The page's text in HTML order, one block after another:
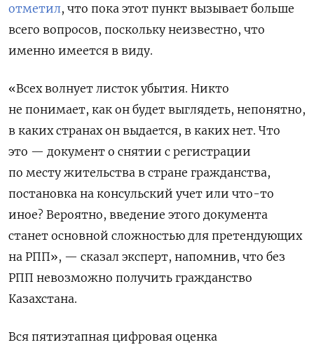
отметил, что пока этот пункт вызывает больше
всего вопросов, поскольку неизвестно, что
именно имеется в виду.
«Всех волнует листок убытия. Никто
не понимает, как он будет выглядеть, непонятно,
в каких странах он выдается, в каких нет. Что
это — документ о снятии с регистрации
по месту жительства в стране гражданства,
постановка на консульский учет или что-то
иное? Вероятно, введение этого документа
станет основной сложностью для претендующих
на РПП», — сказал эксперт, напомнив, что без
РПП невозможно получить гражданство
Казахстана.
Вся пятиэтапная цифровая оценка